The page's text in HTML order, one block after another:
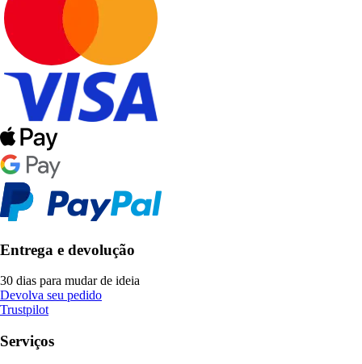
Entrega e devolução
30 dias para mudar de ideia
Devolva seu pedido
Trustpilot
Serviços